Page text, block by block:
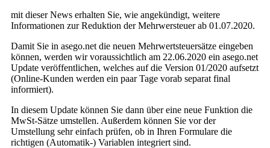
mit dieser News erhalten Sie, wie angekündigt, weitere
Informationen zur Reduktion der Mehrwersteuer ab 01.07.2020.
Damit Sie in asego.net die neuen Mehrwertsteuersätze eingeben
können, werden wir voraussichtlich am 22.06.2020 ein asego.net
Update veröffentlichen, welches auf die Version 01/2020 aufsetzt
(Online-Kunden werden ein paar Tage vorab separat final
informiert).
In diesem Update können Sie dann über eine neue Funktion die
MwSt-Sätze umstellen. Außerdem können Sie vor der
Umstellung sehr einfach prüfen, ob in Ihren Formulare die
richtigen (Automatik-) Variablen integriert sind.